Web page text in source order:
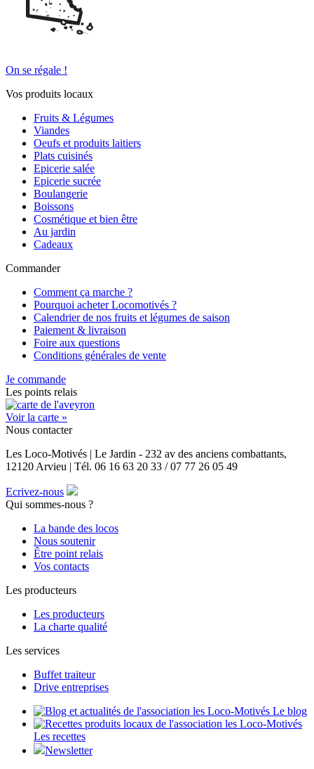
On se régale !
Vos produits locaux
Fruits & Légumes
Viandes
Oeufs et produits laitiers
Plats cuisinés
Epicerie salée
Epicerie sucrée
Boulangerie
Boissons
Cosmétique et bien être
Au jardin
Cadeaux
Commander
Comment ça marche ?
Pourquoi acheter Locomotivés ?
Calendrier de nos fruits et légumes de saison
Paiement & livraison
Foire aux questions
Conditions générales de vente
Je commande
Les points relais
Voir la carte »
Nous contacter
Les Loco-Motivés | Le Jardin - 232 av des anciens combattants,
12120 Arvieu | Tél. 06 16 63 20 33 / 07 77 26 05 49
Ecrivez-nous
Qui sommes-nous ?
La bande des locos
Nous soutenir
Être point relais
Vos contacts
Les producteurs
Les producteurs
La charte qualité
Les services
Buffet traiteur
Drive entreprises
Le blog
Les recettes
Newsletter